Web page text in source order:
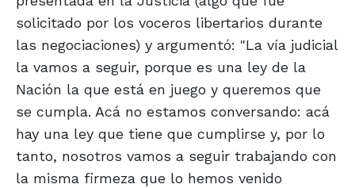
solicitado por los voceros libertarios durante
las negociaciones) y argumentó: "La vía judicial
la vamos a seguir, porque es una ley de la
Nación la que está en juego y queremos que
se cumpla. Acá no estamos conversando: acá
hay una ley que tiene que cumplirse y, por lo
tanto, nosotros vamos a seguir trabajando con
la misma firmeza que lo hemos venido